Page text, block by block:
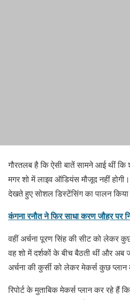
गौरतलब है कि ऐसी बातें सामने आई थीं
मगर शो में लाइव ऑडियंस मौजूद नहीं
देखते हुए सोशल डिस्टेंसिंग का पालन किया
कंगना रनौत ने फिर साधा करण जौहर पर
वहीं अर्चना पूरण सिंह की सीट को लेकर
वह शो में दर्शकों के बीच बैठती थीं और अब
अर्चना की कुर्सी को लेकर मेकर्स कुछ
रिपोर्ट के मुताबिक मेकर्स प्लान कर रहे हैं